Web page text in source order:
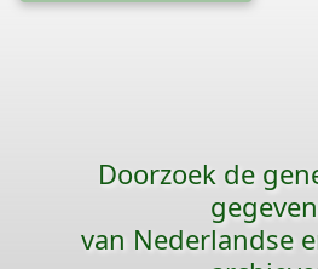
Doorzoek de
van Nederlandse